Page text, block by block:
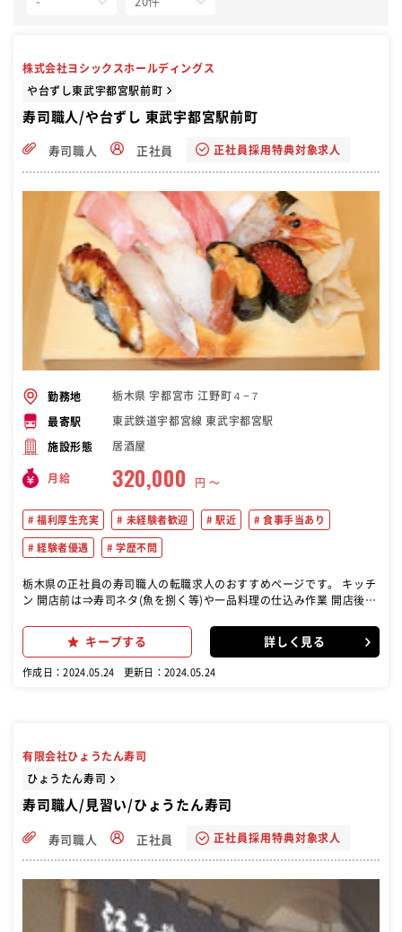
株式会社ヨシックスホールディングス
や台ずし東武宇都宮駅前町
寿司職人/や台ずし 東武宇都宮駅前町
寿司職人 正社員 正社員採用特典対象求人
勤務地 栃木県 宇都宮市 江野町４−７
最寄駅 東武鉄道宇都宮線 東武宇都宮駅
施設形態 居酒屋
月給 320,000 円 〜
福利厚生充実 未経験者歓迎 駅近 食事手当あり
経験者優遇 学歴不問
栃木県の正社員の寿司職人の転職求人のおすすめページです。 キッチ
ン 開店前は⇒寿司ネタ(魚を捌く等)や一品料理の仕込み作業 開店後は
案内・オーダー取り・料理の提供 お帰りの際は⇒会計対応・片付け
など接客全般 まずは基本的なホール・キッチン業務を習得頂いた上
で、 つけ場業務に入る形となります 寿司業界未経験でも飲食店でのキ
キープする 詳しく見る
作成日：2024.05.24 更新日：2024.05.24
有限会社ひょうたん寿司
ひょうたん寿司
寿司職人/見習い/ひょうたん寿司
寿司職人 正社員 正社員採用特典対象求人